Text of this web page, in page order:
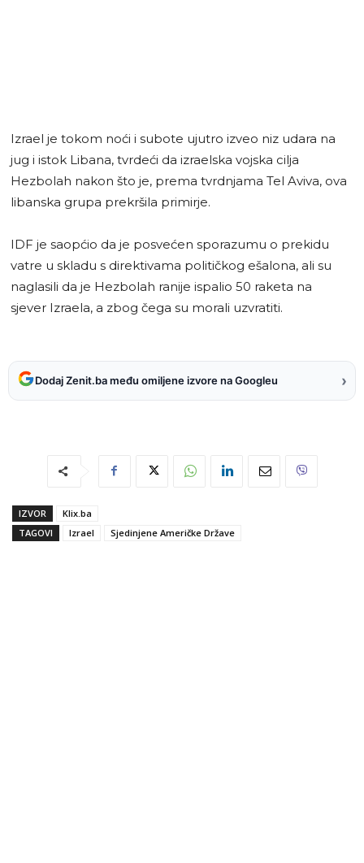
Izrael je tokom noći i subote ujutro izveo niz udara na
jug i istok Libana, tvrdeći da izraelska vojska cilja
Hezbolah nakon što je, prema tvrdnjama Tel Aviva, ova
libanska grupa prekršila primirje.
IDF je saopćio da je posvećen sporazumu o prekidu
vatre u skladu s direktivama političkog ešalona, ali su
naglasili da je Hezbolah ranije ispalio 50 raketa na
sjever Izraela, a zbog čega su morali uzvratiti.
Dodaj Zenit.ba među omiljene izvore na Googleu ›
IZVOR
Klix.ba
TAGOVI
Izrael Sjedinjene Američke Države